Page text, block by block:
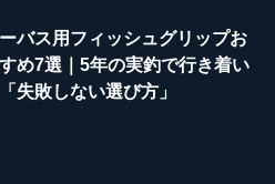
バス用フィッシュグリップお
め7選｜5年の実釣で行き着い
失敗しない選び方」